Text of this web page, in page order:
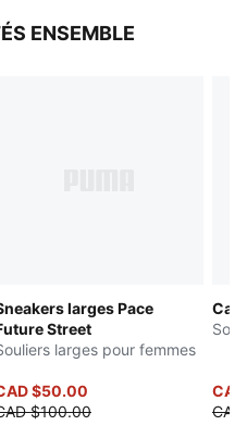
ENSEMBLE
larges Pace
Street
larges pour femmes
$50.00
$100.00